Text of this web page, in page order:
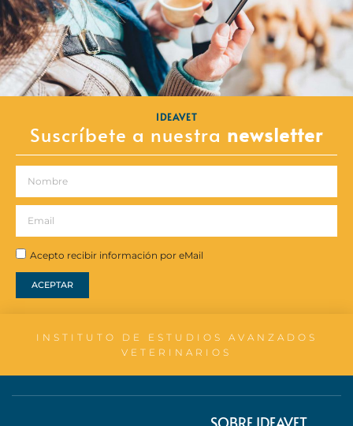
IDEAVET
Suscríbete a nuestra newsletter
Acepto recibir información por eMail
ACEPTAR
INSTITUTO DE ESTUDIOS AVANZADOS
VETERINARIOS